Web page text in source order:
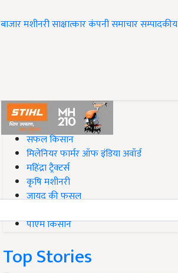
बाजारमशीनरीसाक्षात्कारकंपनी समाचारसम्पादकीय
#Top on Krishi Jagran
सफल किसान
मिलेनियर फार्मर ऑफ इंडिया अवॉर्ड
महिंद्रा ट्रैक्टर्स
कृषि मशीनरी
जायद की फसल
पीएम किसान
Top Stories